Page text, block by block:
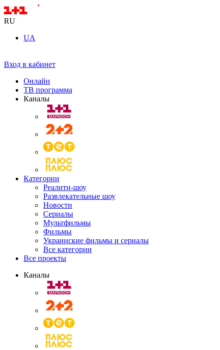
RU
UA
Вход в кабинет
Онлайн
ТВ программа
Каналы
Категории
Реалити-шоу
Развлекательные шоу
Новости
Сериалы
Мультфильмы
Фильмы
Украинские фильмы и сериалы
Все категории
Все проекты
Каналы